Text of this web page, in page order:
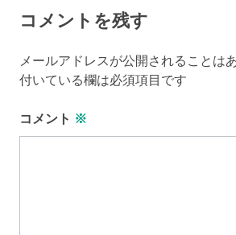
コメントを残す
メールアドレスが公開されることは
付いている欄は必須項目です
コメント ※